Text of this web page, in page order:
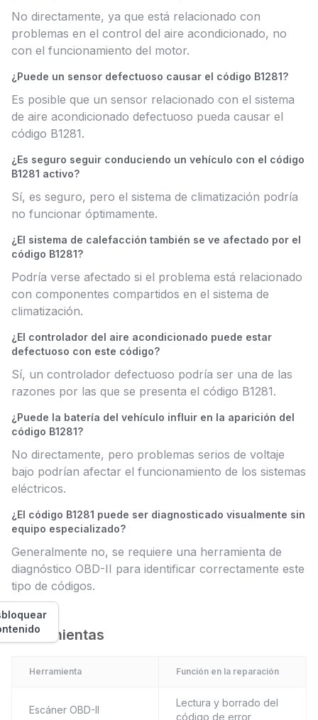
No directamente, ya que está relacionado con
problemas en el control del aire acondicionado, no
con el funcionamiento del motor.
¿Puede un sensor defectuoso causar el código B1281?
Es posible que un sensor relacionado con el sistema
de aire acondicionado defectuoso pueda causar el
código B1281.
¿Es seguro seguir conduciendo un vehículo con el código
B1281 activo?
Sí, es seguro, pero el sistema de climatización podría
no funcionar óptimamente.
¿El sistema de calefacción también se ve afectado por el
código B1281?
Podría verse afectado si el problema está relacionado
con componentes compartidos en el sistema de
climatización.
¿El controlador del aire acondicionado puede estar
defectuoso con este código?
Sí, un controlador defectuoso podría ser una de las
razones por las que se presenta el código B1281.
¿Puede la batería del vehículo influir en la aparición del
código B1281?
No directamente, pero problemas serios de voltaje
bajo podrían afectar el funcionamiento de los sistemas
eléctricos.
¿El código B1281 puede ser diagnosticado visualmente sin
equipo especializado?
Generalmente no, se requiere una herramienta de
diagnóstico OBD-II para identificar correctamente este
tipo de códigos.
Herramientas
Herramienta Función en la reparación
Escáner OBD-II
Lectura y borrado del
código de error